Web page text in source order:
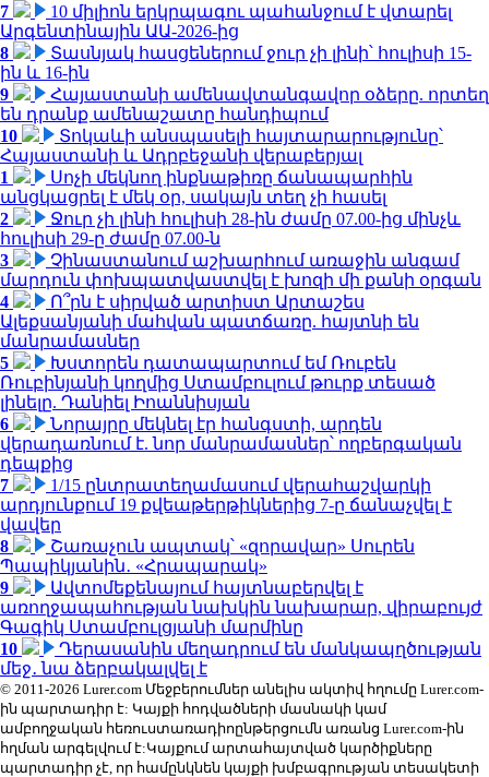
7
10 միլիոն երկրպագու պահանջում է վտարել
Արգենտինային ԱԱ-2026-ից
8
Տասնյակ հասցեներում ջուր չի լինի՝ հուլիսի 15-
ին և 16-ին
9
Հայաստանի ամենավտանգավոր օձերը. որտեղ
են դրանք ամենաշատը հանդիպում
10
Տոկաևի անսպասելի հայտարարությունը՝
Հայաստանի և Ադրբեջանի վերաբերյալ
1
Սոչի մեկնող ինքնաթիռը ճանապարհին
անցկացրել է մեկ օր, սակայն տեղ չի հասել
2
Ջուր չի լինի հուլիսի 28-ին ժամը 07.00-ից մինչև
հուլիսի 29-ը ժամը 07.00-ն
3
Չինաստանում աշխարհում առաջին անգամ
մարդուն փոխպատվաստվել է խոզի մի քանի օրգան
4
Ո՞րն է սիրված արտիստ Արտաշես
Ալեքսանյանի մահվան պատճառը. հայտնի են
մանրամասներ
5
Խստորեն դատապարտում եմ Ռուբեն
Ռուբինյանի կողմից Ստամբուլում թուրք տեսած
լինելը. Դանիել Իոաննիսյան
6
Նորայրը մեկնել էր հանգստի, արդեն
վերադառնում է. նոր մանրամասներ՝ ողբերգական
դեպքից
7
1/15 ընտրատեղամասում վերահաշվարկի
արդյունքում 19 քվեաթերթիկներից 7-ը ճանաչվել է
վավեր
8
Շառաչուն ապտակ՝ «զորավար» Սուրեն
Պապիկյանին․ «Հրապարակ»
9
Ավտոմեքենայում հայտնաբերվել է
առողջապահության նախկին նախարար, վիրաբույժ
Գագիկ Ստամբուլցյանի մարմինը
10
Դերասանին մեղադրում են մանկապղծության
մեջ․ նա ձերբակալվել է
© 2011-2026 Lurer.com Մեջբերումներ անելիս ակտիվ հղումը Lurer.com-
ին պարտադիր է: Կայքի հոդվածների մասնակի կամ
ամբողջական հեռուստառադիոընթերցումն առանց Lurer.com-ին
հղման արգելվում է:Կայքում արտահայտված կարծիքները
պարտադիր չէ, որ համընկնեն կայքի խմբագրության տեսակետի